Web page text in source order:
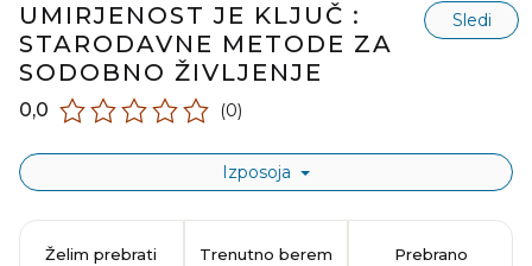
UMIRJENOST JE KLJUČ :
STARODAVNE METODE ZA
SODOBNO ŽIVLJENJE
Sledi
0,0 (0)
Izposoja
Želim prebrati Trenutno berem Prebrano